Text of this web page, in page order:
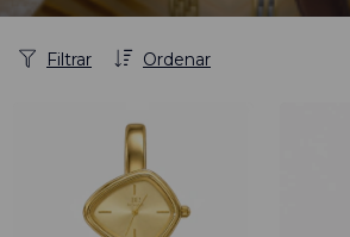
Ordenar
Filtrar